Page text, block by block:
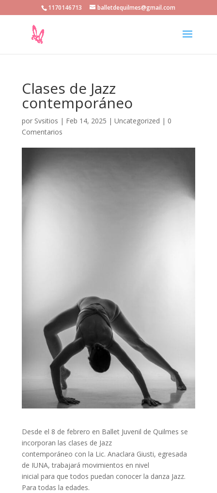
1170146713 balletdequilmes@gmail.com
Clases de Jazz
contemporáneo
por Svsitios | Feb 14, 2025 | Uncategorized | 0
Comentarios
Desde el 8 de febrero en Ballet Juvenil de Quilmes se
incorporan las clases de Jazz
contemporáneo con la Lic. Anaclara Giusti, egresada
de IUNA, trabajará movimientos en nivel
inicial para que todos puedan conocer la danza Jazz.
Para todas la edades.